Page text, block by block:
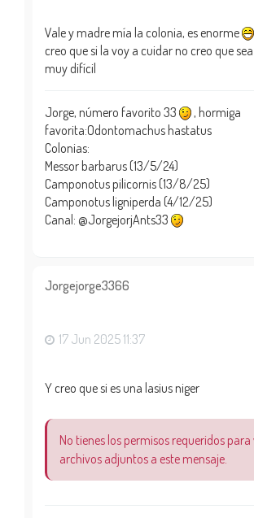
Vale y madre mía la colonia, es enorme
creo que si la voy a cuidar no creo que
muy difícil
Jorge, número favorito 33
, hormiga
favorita:Odontomachus hastatus
Colonias:
Messor barbarus (13/5/24)
Camponotus pilicornis (13/8/25)
Camponotus ligniperda (4/12/25)
Canal: @JorgejorjAnts33
Jorgejorge3366
17 Jun 2025 11:37
Y creo que si es una lasius niger
No tienes los permisos requeridos para
archivos adjuntos a este mensaje.